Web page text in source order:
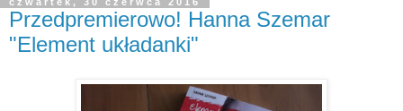
Przedpremierowo! Hanna Szemar
"Element układanki"